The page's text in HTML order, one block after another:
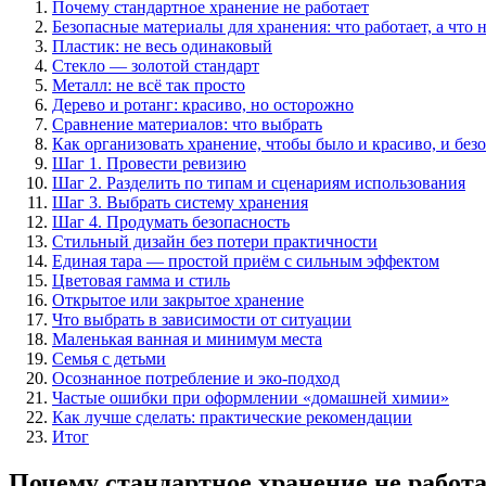
Почему стандартное хранение не работает
Безопасные материалы для хранения: что работает, а что
Пластик: не весь одинаковый
Стекло — золотой стандарт
Металл: не всё так просто
Дерево и ротанг: красиво, но осторожно
Сравнение материалов: что выбрать
Как организовать хранение, чтобы было и красиво, и
Шаг 1. Провести ревизию
Шаг 2. Разделить по типам и сценариям использования
Шаг 3. Выбрать систему хранения
Шаг 4. Продумать безопасность
Стильный дизайн без потери практичности
Единая тара — простой приём с сильным эффектом
Цветовая гамма и стиль
Открытое или закрытое хранение
Что выбрать в зависимости от ситуации
Маленькая ванная и минимум места
Семья с детьми
Осознанное потребление и эко-подход
Частые ошибки при оформлении «домашней химии»
Как лучше сделать: практические рекомендации
Итог